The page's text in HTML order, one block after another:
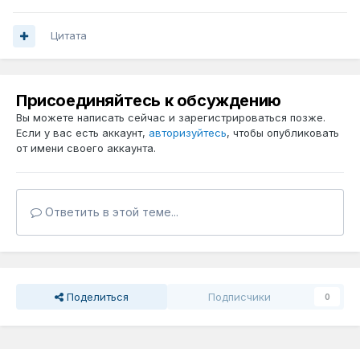
Цитата
Присоединяйтесь к обсуждению
Вы можете написать сейчас и зарегистрироваться позже.
Если у вас есть аккаунт, авторизуйтесь, чтобы опубликовать
от имени своего аккаунта.
Ответить в этой теме...
Поделиться Подписчики 0